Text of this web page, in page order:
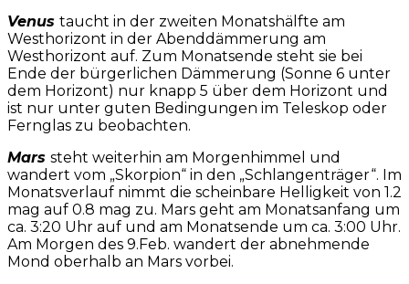
Venus taucht in der zweiten Monatshälfte am
Westhorizont in der Abenddämmerung am
Westhorizont auf. Zum Monatsende steht sie bei
Ende der bürgerlichen Dämmerung (Sonne 6 unter
dem Horizont) nur knapp 5 über dem Horizont und
ist nur unter guten Bedingungen im Teleskop oder
Fernglas zu beobachten.
Mars steht weiterhin am Morgenhimmel und
wandert vom „Skorpion“ in den „Schlangenträger“. Im
Monatsverlauf nimmt die scheinbare Helligkeit von 1.2
mag auf 0.8 mag zu. Mars geht am Monatsanfang um
ca. 3:20 Uhr auf und am Monatsende um ca. 3:00 Uhr.
Am Morgen des 9.Feb. wandert der abnehmende
Mond oberhalb an Mars vorbei.